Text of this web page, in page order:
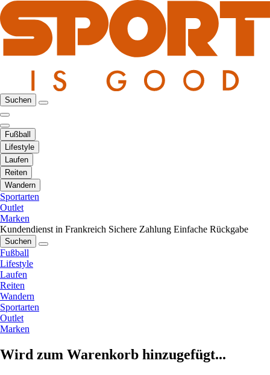
Suchen
Fußball
Lifestyle
Laufen
Reiten
Wandern
Sportarten
Outlet
Marken
Kundendienst in Frankreich Sichere Zahlung Einfache Rückgabe
Suchen
Fußball
Lifestyle
Laufen
Reiten
Wandern
Sportarten
Outlet
Marken
Wird zum Warenkorb hinzugefügt...